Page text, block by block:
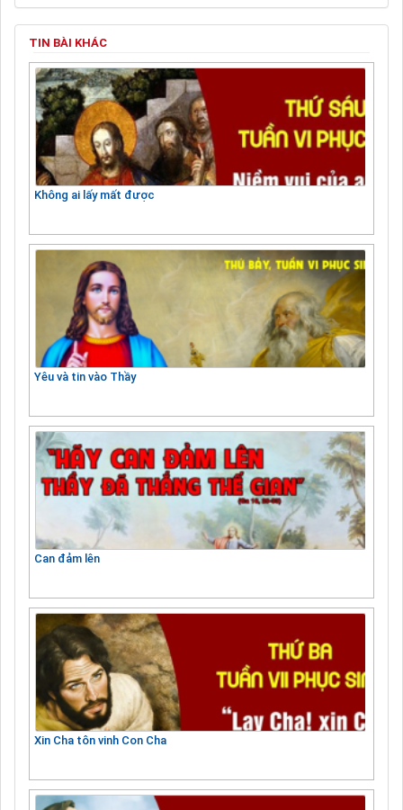
TIN BÀI KHÁC
Không ai lấy mất được
Yêu và tin vào Thầy
Can đảm lên
Xin Cha tôn vinh Con Cha